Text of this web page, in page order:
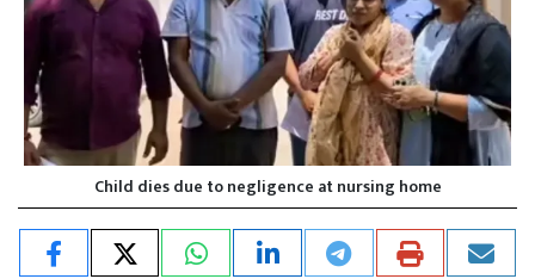
Child dies due to negligence at nursing home